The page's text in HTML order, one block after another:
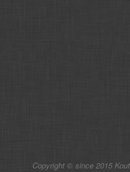
Copyright © since 2015